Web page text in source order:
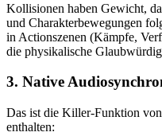
Kollisionen haben Gewicht,
und Charakterbewegungen
in Actionszenen (Kämpfe,
die physikalische
3. Native
Das ist die Killer-Funktion
enthalten: